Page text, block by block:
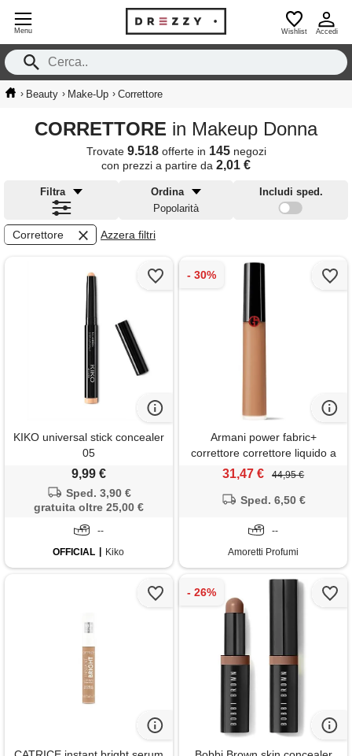
Menu Wishlist Accedi
› Beauty › Make-Up › Correttore
CORRETTORE in Makeup Donna
Trovate 9.518offerte in 145negozi
con prezzi a partire da 2,01 €
Filtra
Ordina
Popolarità
Includi sped.
Correttore Azzera filtri
KIKO universal stick concealer
05
9,99 €
Sped. 3,90 €
gratuita oltre 25,00 €
--
OFFICIAL
Kiko
Armani power fabric+
correttore correttore liquido a
lunga tenuta e ad alta
vellutato 8
31,47 € 44,95 €
Sped. 6,50 €
--
Amoretti Profumi